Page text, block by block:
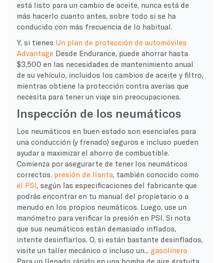
está listo para un cambio de aceite, nunca está de
más hacerlo cuanto antes, sobre todo si se ha
conducido con más frecuencia de lo habitual.
Y, si tienes Un plan de protección de automóviles
Advantage Desde Endurance, puede ahorrar hasta
$3,500 en las necesidades de mantenimiento anual
de su vehículo, incluidos los cambios de aceite y filtro,
mientras obtiene la protección contra averías que
necesita para tener un viaje sin preocupaciones.
Inspección de los neumáticos
Los neumáticos en buen estado son esenciales para
una conducción (y frenado) seguros e incluso pueden
ayudar a maximizar el ahorro de combustible.
Comienza por asegurarte de tener los neumáticos
correctos. presión de llanta, también conocido como
el PSI, según las especificaciones del fabricante que
podrás encontrar en tu manual del propietario o a
menudo en los propios neumáticos. Luego, use un
manómetro para verificar la presión en PSI. Si nota
que sus neumáticos están demasiado inflados,
intente desinflarlos. O, si están bastante desinflados,
visite un taller mecánico o incluso un... gasolinera
Para un llenado rápido en una bomba de aire gratuita.